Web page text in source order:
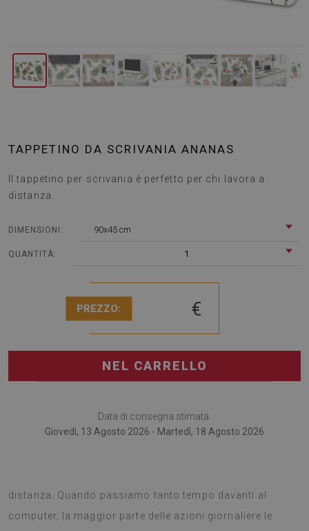
TAPPETINO DA SCRIVANIA ANANAS
Il tappetino per scrivania è perfetto per chi lavora a
distanza.
DIMENSIONI: 90x45 cm
QUANTITÀ: 1
PREZZO: €
NEL CARRELLO
Data di consegna stimata:
Giovedì, 13 Agosto 2026 - Martedì, 18 Agosto 2026
distanza. Quando passiamo tanto tempo davanti al
computer, la maggior parte delle azioni giornaliere le